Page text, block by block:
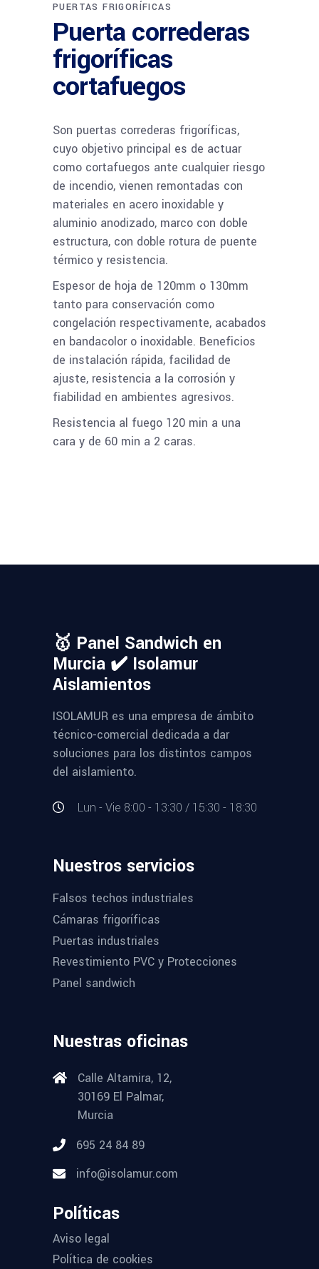
PUERTAS FRIGORÍFICAS
Puerta correderas
frigoríficas
cortafuegos
Son puertas correderas frigoríficas,
cuyo objetivo principal es de actuar
como cortafuegos ante cualquier riesgo
de incendio, vienen remontadas con
materiales en acero inoxidable y
aluminio anodizado, marco con doble
estructura, con doble rotura de puente
térmico y resistencia.
Espesor de hoja de 120mm o 130mm
tanto para conservación como
congelación respectivamente, acabados
en bandacolor o inoxidable. Beneficios
de instalación rápida, facilidad de
ajuste, resistencia a la corrosión y
fiabilidad en ambientes agresivos.
Resistencia al fuego 120 min a una
cara y de 60 min a 2 caras.
🥇 Panel Sandwich en
Murcia ✔️ Isolamur
Aislamientos
ISOLAMUR es una empresa de ámbito
técnico-comercial dedicada a dar
soluciones para los distintos campos
del aislamiento.
Lun - Vie 8:00 - 13:30 / 15:30 - 18:30
Nuestros servicios
Falsos techos industriales
Cámaras frigoríficas
Puertas industriales
Revestimiento PVC y Protecciones
Panel sandwich
Nuestras oficinas
Calle Altamira, 12,
30169 El Palmar,
Murcia
695 24 84 89
info@isolamur.com
Políticas
Aviso legal
Política de cookies